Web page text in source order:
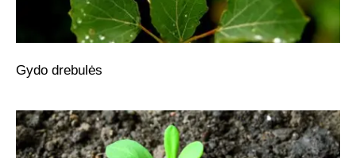
Gydo drebulės